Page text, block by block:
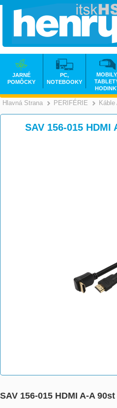
Hlavná Strana >
PERIFÉRIE Káble
SAV 156-015 HDMI
SAV 156-015 HDMI A-A
JARNÉ
POMÔCKY
PC,
NOTEBOOKY